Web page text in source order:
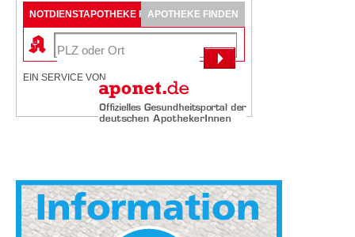
NOTDIENSTAPOTHEKE FINDENAPOTHEKE FINDEN
EIN SERVICE VON